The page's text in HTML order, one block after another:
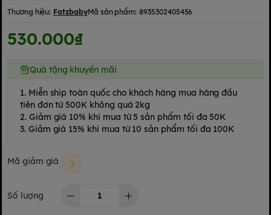
Thương hiệu: FatzbabyMã sản phẩm: 8935302405456
530.000₫
Quà tặng khuyến mãi
1. Miễn ship toàn quốc cho khách hàng mua hàng đầu
tiên đơn từ 500K không quá 2kg
2. Giảm giá 10% khi mua từ 5 sản phẩm tối đa 50K
3. Giảm giá 15% khi mua từ 10 sản phẩm tối đa 100K
Mã giảm giá
Số lượng